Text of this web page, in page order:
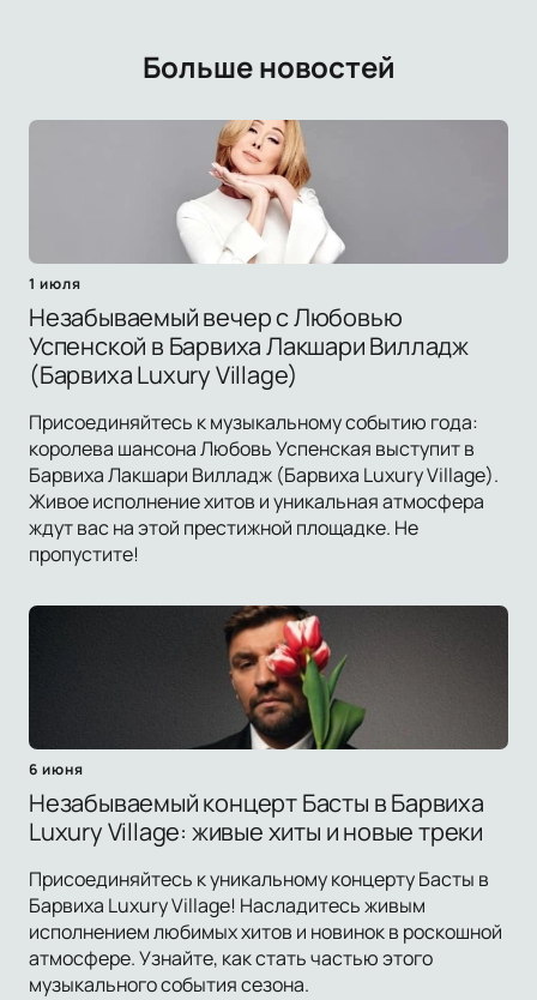
Больше новостей
1 июля
Незабываемый вечер с Любовью
Успенской в Барвиха Лакшари Вилладж
(Барвиха Luxury Village)
Присоединяйтесь к музыкальному событию года:
королева шансона Любовь Успенская выступит в
Барвиха Лакшари Вилладж (Барвиха Luxury Village).
Живое исполнение хитов и уникальная атмосфера
ждут вас на этой престижной площадке. Не
пропустите!
6 июня
Незабываемый концерт Басты в Барвиха
Luxury Village: живые хиты и новые треки
Присоединяйтесь к уникальному концерту Басты в
Барвиха Luxury Village! Насладитесь живым
исполнением любимых хитов и новинок в роскошной
атмосфере. Узнайте, как стать частью этого
музыкального события сезона.